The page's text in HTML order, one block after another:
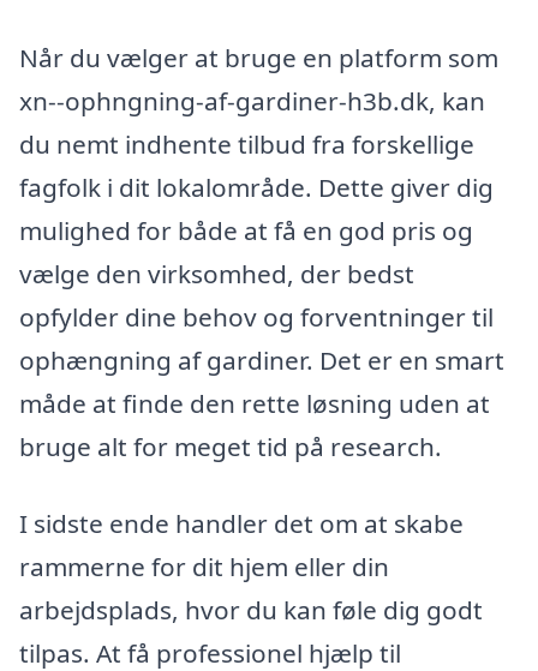
Når du vælger at bruge en platform som
xn--ophngning-af-gardiner-h3b.dk, kan
du nemt indhente tilbud fra forskellige
fagfolk i dit lokalområde. Dette giver dig
mulighed for både at få en god pris og
vælge den virksomhed, der bedst
opfylder dine behov og forventninger til
ophængning af gardiner. Det er en smart
måde at finde den rette løsning uden at
bruge alt for meget tid på research.
I sidste ende handler det om at skabe
rammerne for dit hjem eller din
arbejdsplads, hvor du kan føle dig godt
tilpas. At få professionel hjælp til